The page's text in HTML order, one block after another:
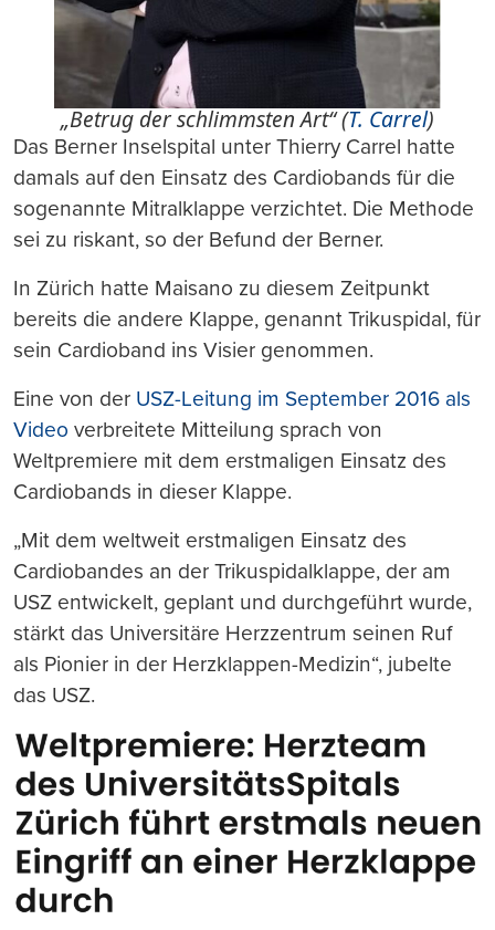
„Betrug der schlimmsten Art“ (T. Carrel)
Das Berner Inselspital unter Thierry Carrel hatte
damals auf den Einsatz des Cardiobands für die
sogenannte Mitralklappe verzichtet. Die Methode
sei zu riskant, so der Befund der Berner.
In Zürich hatte Maisano zu diesem Zeitpunkt
bereits die andere Klappe, genannt Trikuspidal, für
sein Cardioband ins Visier genommen.
Eine von der USZ-Leitung im September 2016 als
Video verbreitete Mitteilung sprach von
Weltpremiere mit dem erstmaligen Einsatz des
Cardiobands in dieser Klappe.
„Mit dem weltweit erstmaligen Einsatz des
Cardiobandes an der Trikuspidalklappe, der am
USZ entwickelt, geplant und durchgeführt wurde,
stärkt das Universitäre Herzzentrum seinen Ruf
als Pionier in der Herzklappen-Medizin“, jubelte
das USZ.